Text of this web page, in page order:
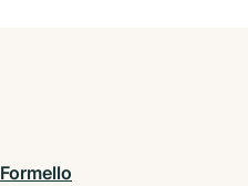
Formello